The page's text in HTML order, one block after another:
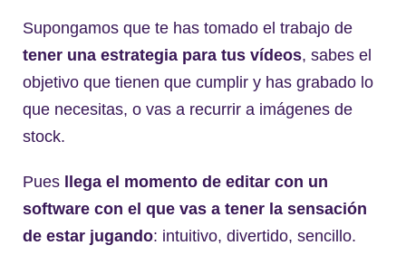
Supongamos que te has tomado el trabajo de
tener una estrategia para tus vídeos, sabes el
objetivo que tienen que cumplir y has grabado lo
que necesitas, o vas a recurrir a imágenes de
stock.
Pues llega el momento de editar con un
software con el que vas a tener la sensación
de estar jugando: intuitivo, divertido, sencillo.